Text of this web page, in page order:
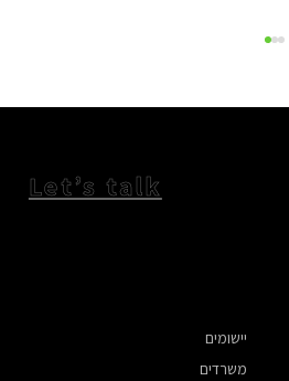
חכמות
Let’s talk
יישומים
משרדים